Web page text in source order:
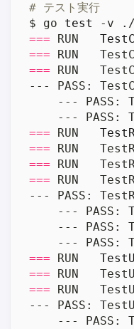
# テスト実行
$ go test
=== RUN
===
===
--- PASS:
--- PASS:
--- PASS:
=== RUN
===
=== RUN
=== RUN
--- PASS:
--- PASS:
--- PASS:
--- PASS:
=== RUN
===
===
--- PASS:
--- PASS: